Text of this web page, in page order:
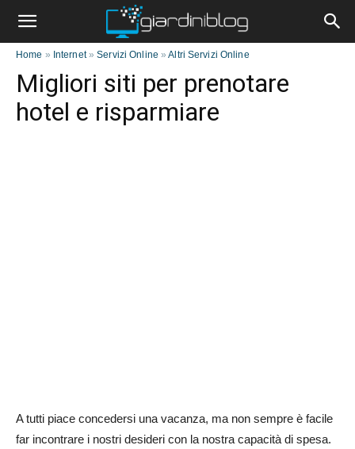
Home » Internet»Servizi Online »Altri Servizi Online
Migliori siti per prenotare
hotel e risparmiare
A tutti piace concedersi una vacanza, ma non sempre è facile
far incontrare i nostri desideri con la nostra capacità di spesa.